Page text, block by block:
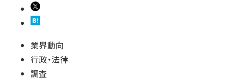
業界動向
行政・法律
調査